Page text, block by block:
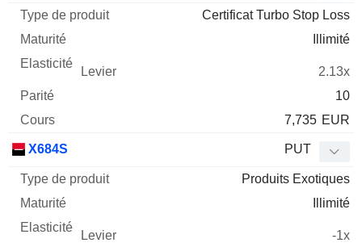
Certificat Turbo Stop Loss
Illimité
2.13x
10
7,735 EUR
X684S PUT
Produits Exotiques
Illimité
-1x